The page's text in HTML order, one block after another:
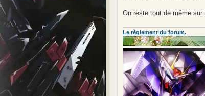
On reste tout de même
Le règlement du forum.